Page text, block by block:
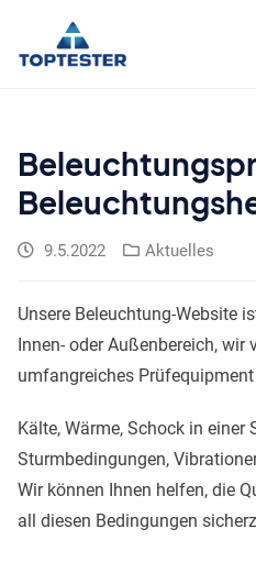
wechseln
9.5.2022 Aktuelles
Unsere Beleuchtung-Website
Innen- oder Außenbereich, wir
umfangreiches
Kälte, Wärme, Schock in einer
Sturmbedingungen,
Wir können Ihnen helfen, die
all diesen Bedingungen